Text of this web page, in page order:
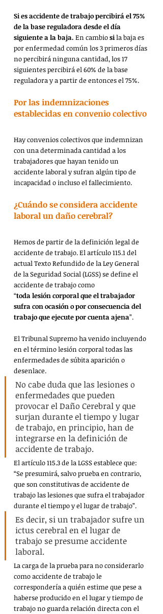
Si es accidente de trabajo percibirá el 75%
de la base reguladora desde el día
siguiente a la baja. En cambio si la baja es
por enfermedad común los 3 primeros días
no percibirá ninguna cantidad, los 17
siguientes percibirá el 60% de la base
reguladora y a partir de entonces el 75%.
Por las indemnizaciones
establecidas en convenio colectivo
Hay convenios colectivos que indemnizan
con una determinada cantidad a los
trabajadores que hayan tenido un
accidente laboral y sufran algún tipo de
incapacidad o incluso el fallecimiento.
¿Cuándo se considera accidente
laboral un daño cerebral?
Hemos de partir de la definición legal de
accidente de trabajo. El artículo 115.1 del
actual Texto Refundido de la Ley General
de la Seguridad Social (LGSS) se define el
accidente de trabajo como
“toda lesión corporal que el trabajador
sufra con ocasión o por consecuencia del
trabajo que ejecute por cuenta ajena”.
El Tribunal Supremo ha venido incluyendo
en el término lesión corporal todas las
enfermedades de súbita aparición o
desenlace.
No cabe duda que las lesiones o
enfermedades que pueden
provocar el Daño Cerebral y que
surjan durante el tiempo y lugar
de trabajo, en principio, han de
integrarse en la definición de
accidente de trabajo.
​El artículo 115.3 de la LGSS establece que:
“Se presumirá, salvo prueba en contrario,
que son constitutivas de accidente de
trabajo las lesiones que sufra el trabajador
durante el tiempo y el lugar de trabajo”.
Es decir, si un trabajador sufre un
ictus cerebral en el lugar de
trabajo se presume accidente
laboral.
La carga de la prueba para no considerarlo
como accidente de trabajo le
correspondería a quién estime que pese a
haberse producido en el lugar y tiempo de
trabajo no guarda relación directa con el